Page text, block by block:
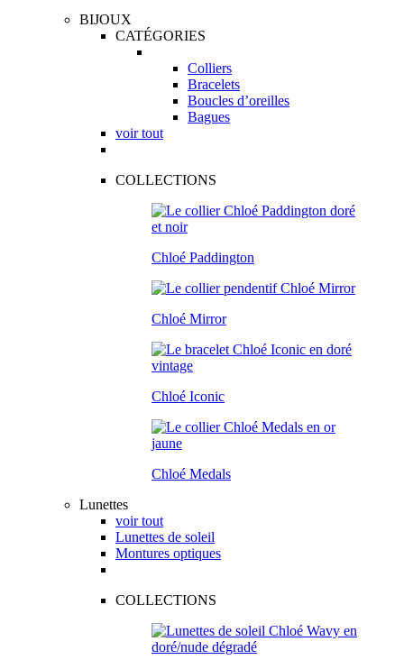
BIJOUX
CATÉGORIES
Colliers
Bracelets
Boucles d’oreilles
Bagues
voir tout
COLLECTIONS
Chloé Paddington
Chloé Mirror
Chloé Iconic
Chloé Medals
Lunettes
voir tout
Lunettes de soleil
Montures optiques
COLLECTIONS